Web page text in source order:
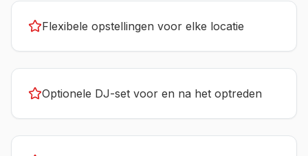
Flexibele opstellingen voor elke locatie
Optionele DJ-set voor en na het optreden